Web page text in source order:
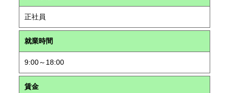
正社員
就業時間
9:00～18:00
賃金